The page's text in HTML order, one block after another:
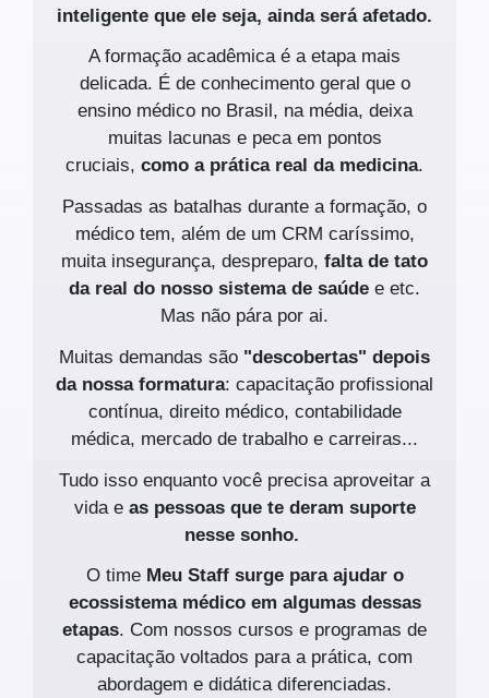
inteligente que ele seja, ainda será afetado.
A formação acadêmica é a etapa mais
delicada. É de conhecimento geral que o
ensino médico no Brasil, na média, deixa
muitas lacunas e peca em pontos
cruciais, como a prática real da medicina.
Passadas as batalhas durante a formação, o
médico tem, além de um CRM caríssimo,
muita insegurança, despreparo, falta de tato
da real do nosso sistema de saúde e etc.
Mas não pára por ai.
Muitas demandas são "descobertas" depois
da nossa formatura: capacitação profissional
contínua, direito médico, contabilidade
médica, mercado de trabalho e carreiras...
Tudo isso enquanto você precisa aproveitar a
vida e as pessoas que te deram suporte
nesse sonho.
O time Meu Staff surge para ajudar o
ecossistema médico em algumas dessas
etapas. Com nossos cursos e programas de
capacitação voltados para a prática, com
abordagem e didática diferenciadas.